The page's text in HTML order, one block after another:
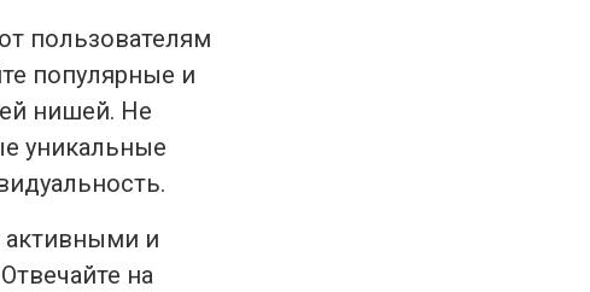
пользователям
популярные и
нишей. Не
уникальные
активными и
на